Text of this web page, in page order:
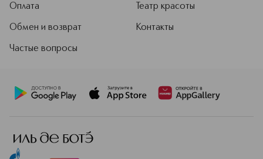
Оплата
Обмен и возврат
Частые вопросы
Театр красоты
Контакты